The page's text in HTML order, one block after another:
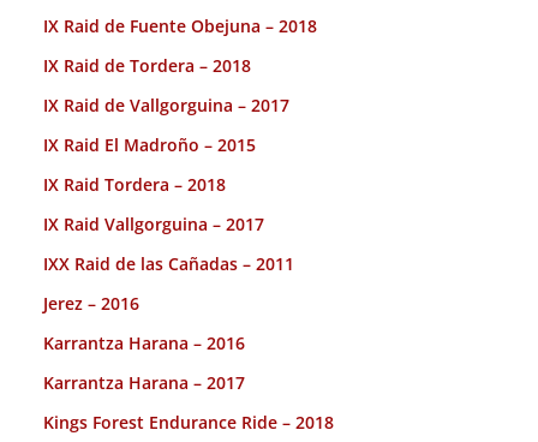
IX Raid de Fuente Obejuna – 2018
IX Raid de Tordera – 2018
IX Raid de Vallgorguina – 2017
IX Raid El Madroño – 2015
IX Raid Tordera – 2018
IX Raid Vallgorguina – 2017
IXX Raid de las Cañadas – 2011
Jerez – 2016
Karrantza Harana – 2016
Karrantza Harana – 2017
Kings Forest Endurance Ride – 2018